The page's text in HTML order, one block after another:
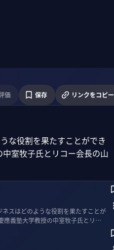
価 保存 リンクをコピー
な役割を果たすことができ
室牧子氏とリコー会長の山
スはどのような役割を果たすことが
應義塾大学教授の中室牧子氏とリコ